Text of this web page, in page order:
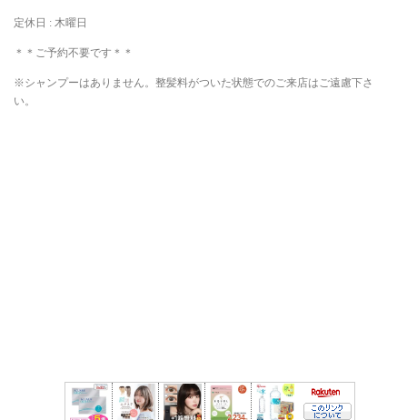
定休日 : 木曜日
＊＊ご予約不要です＊＊
※シャンプーはありません。整髪料がついた状態でのご来店はご遠慮下さ
い。